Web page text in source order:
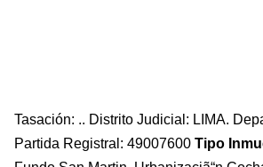
Tasación: .. Distrito Judicial: LIMA.
Partida Registral: 49007600 Tipo